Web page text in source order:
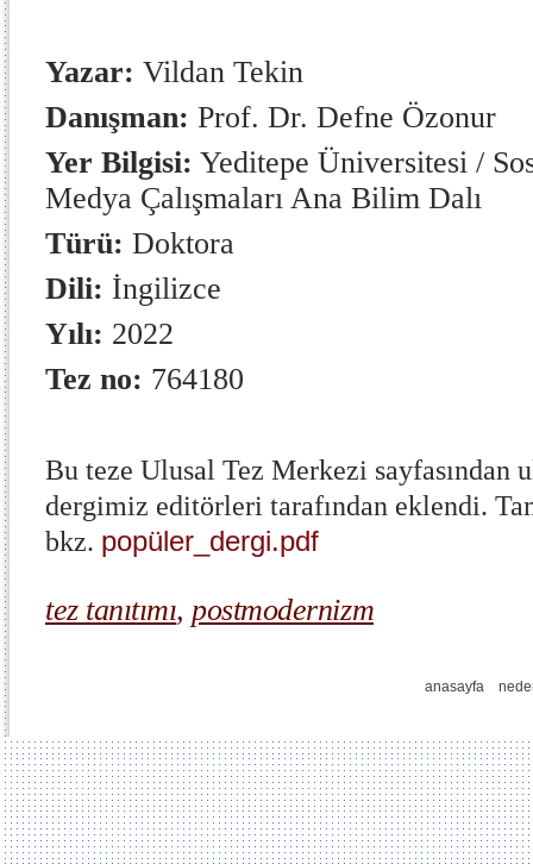
Yazar: Vildan Tekin
Danışman: Prof. Dr. Defne Özonur
Yer Bilgisi: Yeditepe Üniversitesi /
Medya Çalışmaları Ana Bilim Dalı
Türü: Doktora
Dili: İngilizce
Yılı: 2022
Tez no: 764180
Bu teze Ulusal Tez Merkezi sayfasından
dergimiz editörleri tarafından eklendi.
bkz. popüler_dergi.pdf
tez tanıtımı, postmodernizm
anasayfa